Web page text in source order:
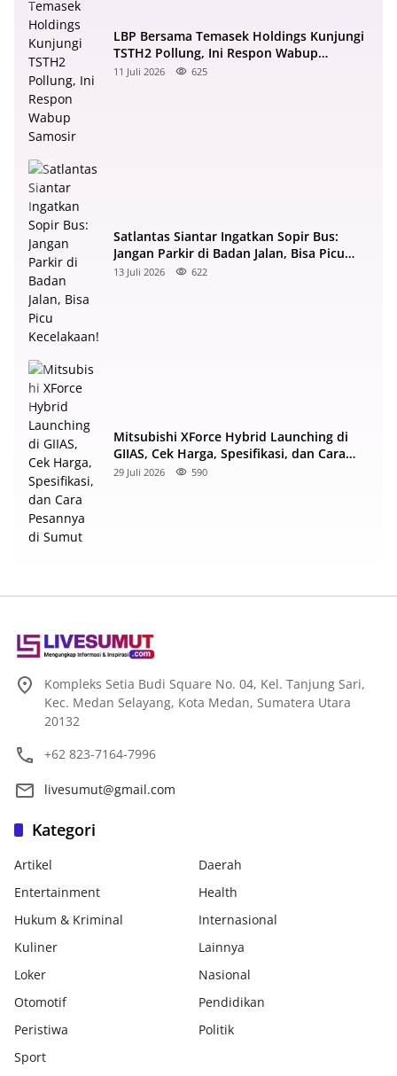
LBP Bersama Temasek Holdings Kunjungi
TSTH2 Pollung, Ini Respon Wabup
Samosir
11 Juli 2026 625
Satlantas Siantar Ingatkan Sopir Bus:
Jangan Parkir di Badan Jalan, Bisa Picu
Kecelakaan!
13 Juli 2026 622
Mitsubishi XForce Hybrid Launching di
GIIAS, Cek Harga, Spesifikasi, dan Cara
Pesannya di Sumut
29 Juli 2026 590
Kompleks Setia Budi Square No. 04, Kel. Tanjung Sari,
Kec. Medan Selayang, Kota Medan, Sumatera Utara
20132
+62 823-7164-7996
livesumut@gmail.com
Kategori
Artikel
Daerah
Entertainment
Health
Hukum & Kriminal
Internasional
Kuliner
Lainnya
Loker
Nasional
Otomotif
Pendidikan
Peristiwa
Politik
Sport